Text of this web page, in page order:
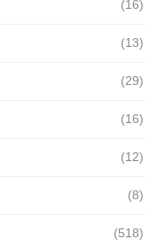
(16)
(13)
(29)
(16)
(12)
(8)
(518)